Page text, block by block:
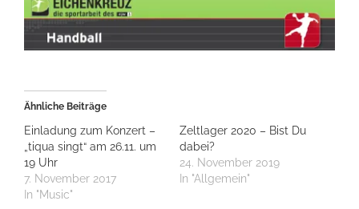
Ähnliche Beiträge
Einladung zum Konzert –
„tiqua singt“ am 26.11. um
19 Uhr
7. November 2017
In "Music"
Zeltlager 2020 – Bist Du
dabei?
24. November 2019
In "Allgemein"